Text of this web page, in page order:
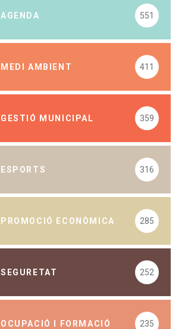
AGENDA 551
MEDI AMBIENT 411
GESTIÓ MUNICIPAL 359
ESPORTS 316
PROMOCIÓ ECONÒMICA 285
SEGURETAT 252
OCUPACIÓ I FORMACIÓ 235